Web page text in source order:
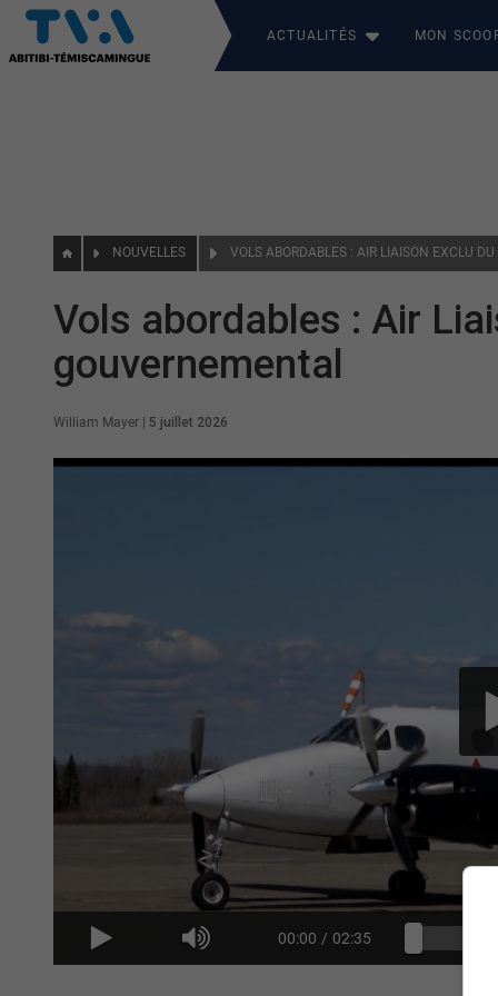
ACTUALITÉS MON
NOUVELLES
Vols abordables : Air
gouvernemental
William Mayer 5 juillet 2026
00:00 / 02:35